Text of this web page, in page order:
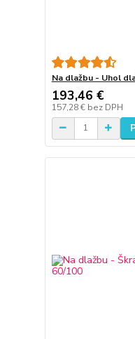
Na dlažbu - Uhol
193,46 €
157,28 € bez DPH